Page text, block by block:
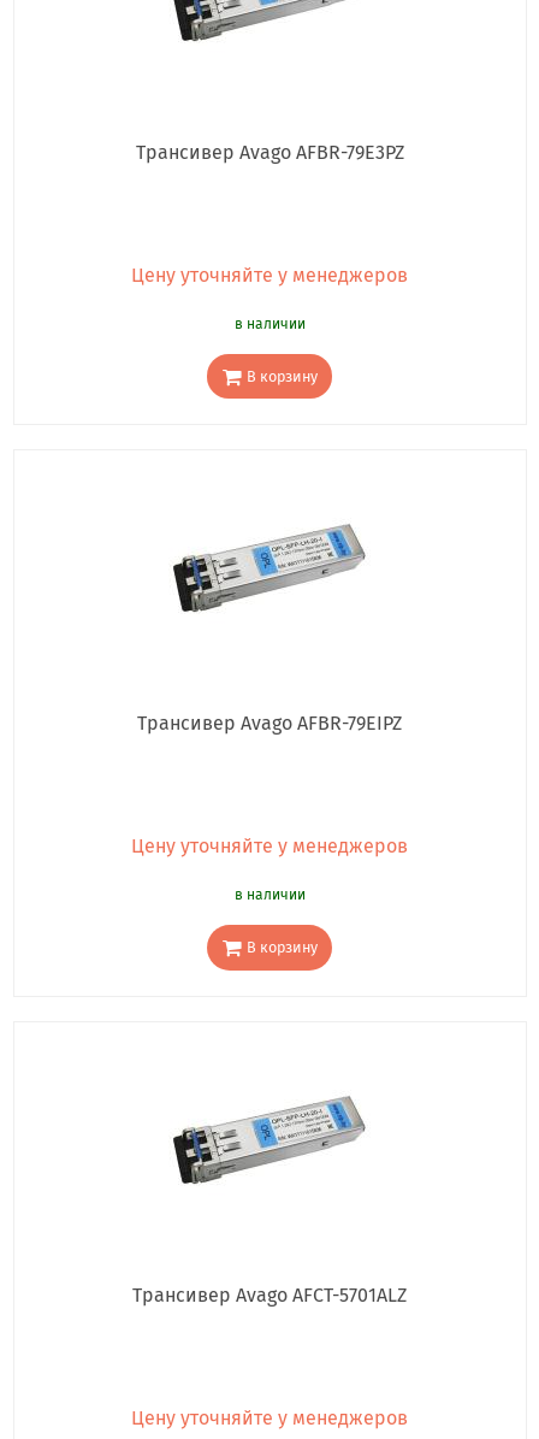
Трансивер Avago AFBR-79E3PZ
Цену уточняйте у менеджеров
в наличии
В корзину
Трансивер Avago AFBR-79EIPZ
Цену уточняйте у менеджеров
в наличии
В корзину
Трансивер Avago AFCT-5701ALZ
Цену уточняйте у менеджеров